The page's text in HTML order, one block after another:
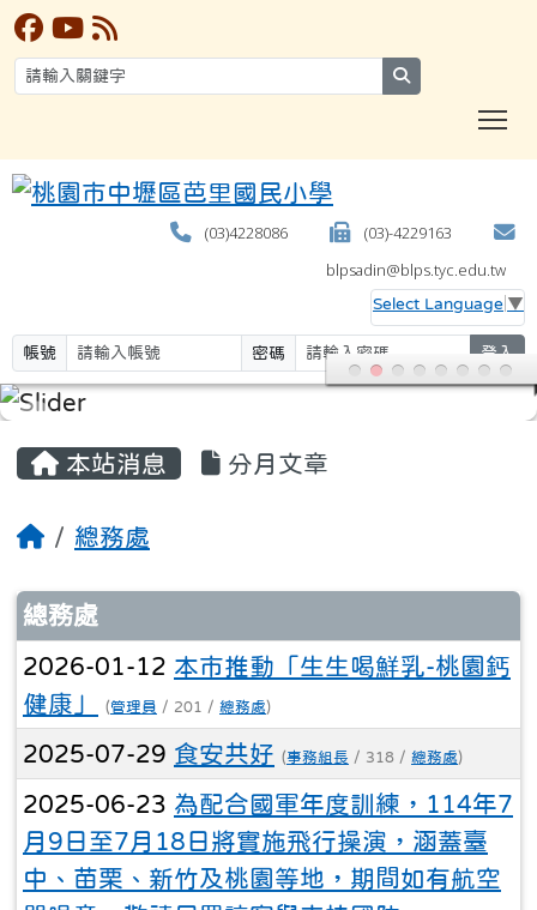
(03)4228086
(03)-4229163
blpsadin@blps.tyc.edu.tw
Select Language ▼
帳號 密碼 登入
本站消息 分月文章
總務處
文章列表
總務處
2026-01-12 本市推動「生生喝鮮乳-桃園鈣
健康」
(管理員 / 201 / 總務處)
2025-07-29 食安共好 (事務組長 / 318 / 總務處)
2025-06-23 為配合國軍年度訓練，114年7
月9日至7月18日將實施飛行操演，涵蓋臺
中、苗栗、新竹及桃園等地，期間如有航空